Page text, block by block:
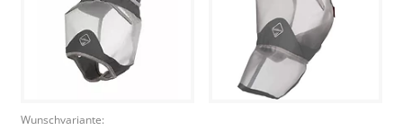
Wunschvariante: